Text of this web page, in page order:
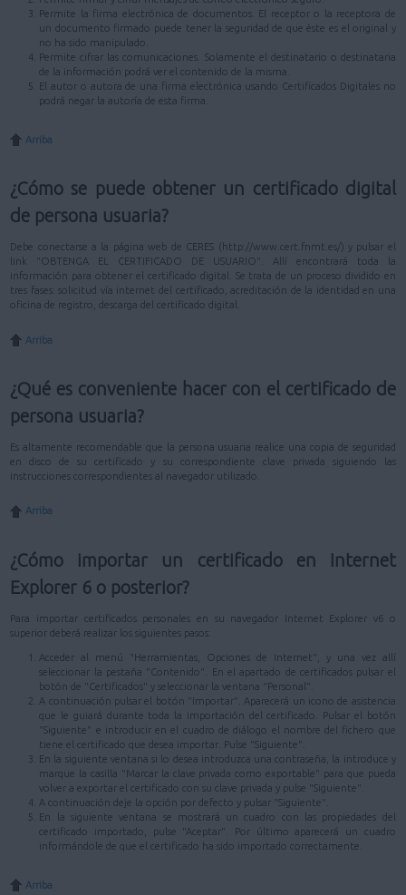
Permite la firma electrónica de documentos. El receptor o la receptora de
un documento firmado puede tener la seguridad de que éste es el original y
no ha sido manipulado.
Permite cifrar las comunicaciones. Solamente el destinatario o destinataria
de la información podrá ver el contenido de la misma.
El autor o autora de una firma electrónica usando Certificados Digitales no
podrá negar la autoría de esta firma.
Arriba
¿Cómo se puede obtener un certificado digital
de persona usuaria?
Debe conectarse a la página web de CERES (http://www.cert.fnmt.es/) y pulsar el
link "OBTENGA EL CERTIFICADO DE USUARIO". Allí encontrará toda la
información para obtener el certificado digital. Se trata de un proceso dividido en
tres fases: solicitud vía internet del certificado, acreditación de la identidad en una
oficina de registro, descarga del certificado digital.
Arriba
¿Qué es conveniente hacer con el certificado de
persona usuaria?
Es altamente recomendable que la persona usuaria realice una copia de seguridad
en disco de su certificado y su correspondiente clave privada siguiendo las
instrucciones correspondientes al navegador utilizado.
Arriba
¿Cómo importar un certificado en Internet
Explorer 6 o posterior?
Para importar certificados personales en su navegador Internet Explorer v6 o
superior deberá realizar los siguientes pasos:
Acceder al menú "Herramientas, Opciones de Internet", y una vez allí
seleccionar la pestaña "Contenido". En el apartado de certificados pulsar el
botón de "Certificados" y seleccionar la ventana "Personal".
A continuación pulsar el botón "Importar". Aparecerá un icono de asistencia
que le guiará durante toda la importación del certificado. Pulsar el botón
"Siguiente" e introducir en el cuadro de diálogo el nombre del fichero que
tiene el certificado que desea importar. Pulse "Siguiente".
En la siguiente ventana si lo desea introduzca una contraseña, la introduce y
marque la casilla "Marcar la clave privada como exportable" para que pueda
volver a exportar el certificado con su clave privada y pulse "Siguiente".
A continuación deje la opción por defecto y pulsar "Siguiente".
En la siguiente ventana se mostrará un cuadro con las propiedades del
certificado importado, pulse "Aceptar". Por último aparecerá un cuadro
informándole de que el certificado ha sido importado correctamente.
Arriba